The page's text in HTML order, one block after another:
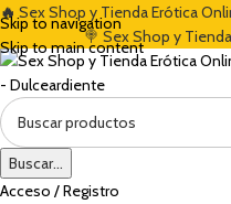
Skip to navigation
Skip to main content
🔥 Sex Shop y Tienda Erótica
🍭 Sex Shop y
Buscar...
Acceso / Registro
EL CÓDIGO "DULCES5"🏷️